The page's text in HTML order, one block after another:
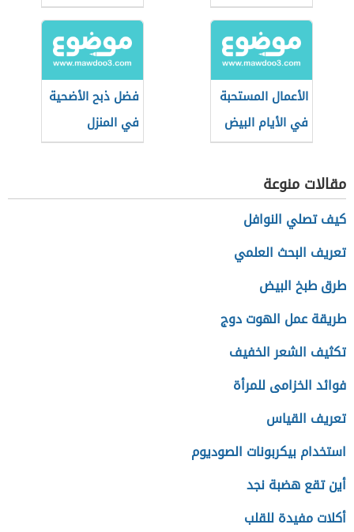
الأعمال المستحبة
في الأيام البيض
فضل ذبح الأضحية
في المنزل
مقالات منوعة
كيف تصلي النوافل
تعريف البحث العلمي
طرق طبخ البيض
طريقة عمل الهوت دوج
تكثيف الشعر الخفيف
فوائد الخزامى للمرأة
تعريف القياس
استخدام بيكربونات الصوديوم
أين تقع هضبة نجد
أكلات مفيدة للقلب